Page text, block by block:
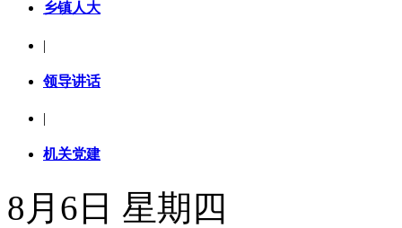
乡镇人大
|
领导讲话
|
机关党建
8月6日 星期四